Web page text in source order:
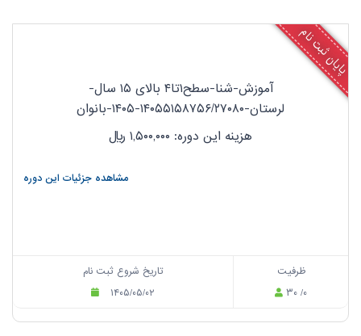
پایان ثبت نام
آموزش-شنا-سطح۱تا۴ بالای ۱۵ سال-
لرستان-۱۴۰۵۵۱۵۸۷۵۶/۲۷۰۸۰-۱۴۰۵-بانوان
هزینه این دوره: ۱,۵۰۰,۰۰۰
ریال
مشاهده جزئیات این دوره
تاریخ شروع ثبت نام
۱۴۰۵/۰۵/۰۲
ظرفیت
۳۰ /۰